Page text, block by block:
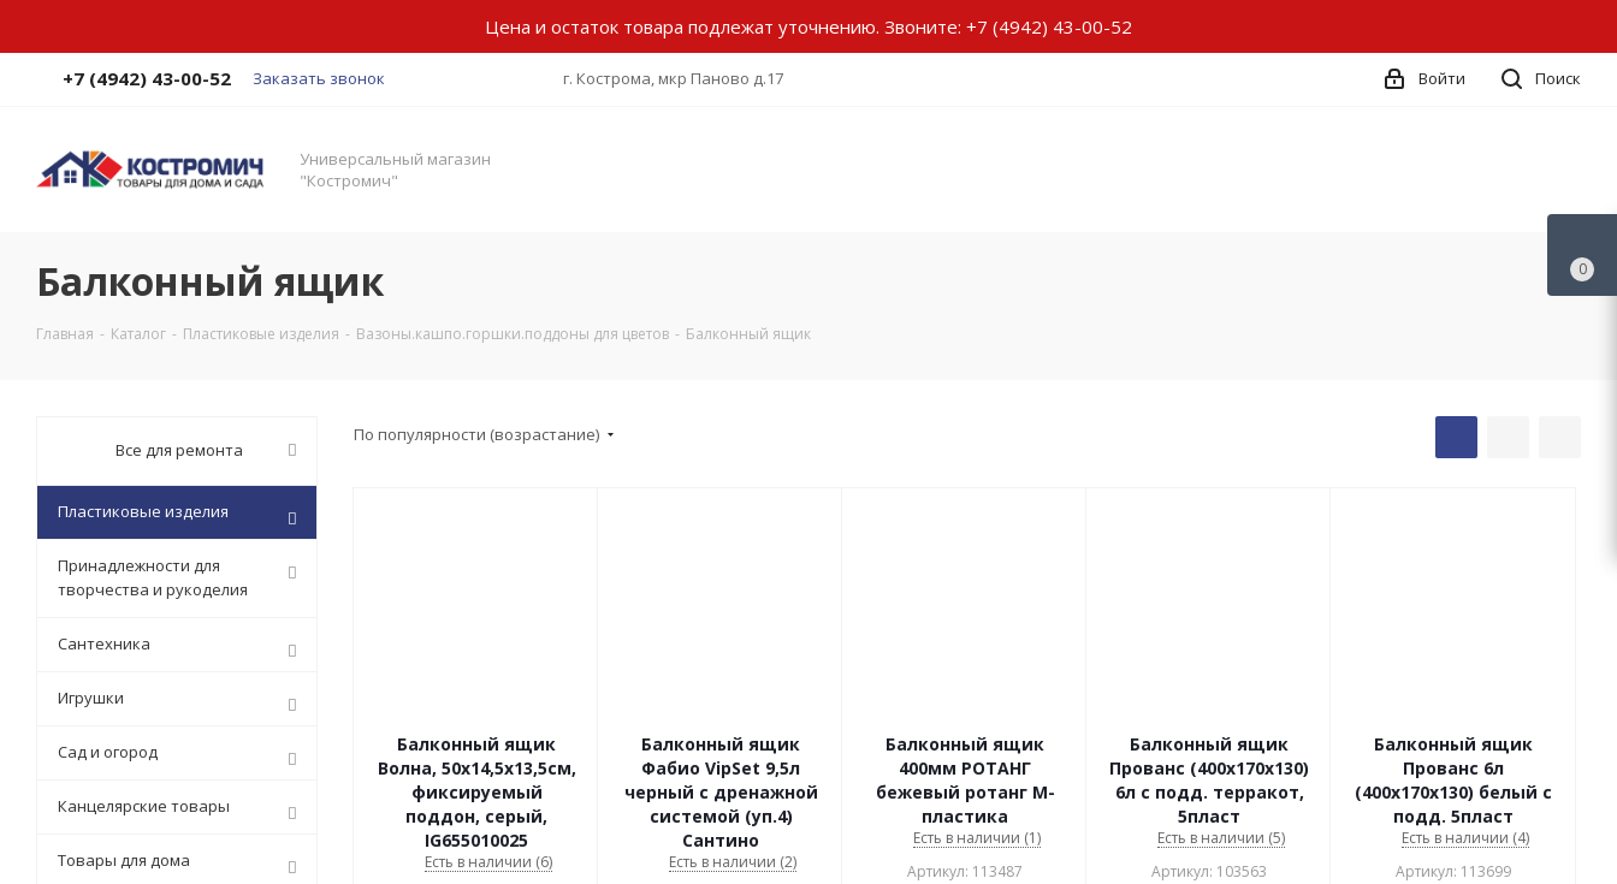
Цена и остаток товара подлежат уточнению. Звоните: +7 (4942) 43-00-52
+7 (4942) 43-00-52 Заказать звонок г. Кострома, мкр Паново д.17 Поиск
Войти
Универсальный магазин
"Костромич"
Балконный ящик
Главная - Каталог - Пластиковые изделия - Вазоны.кашпо.горшки.поддоны для цветов - Балконный ящик
По популярности (возрастание)
Балконный ящик
Волна, 50х14,5х13,5см,
фиксируемый
поддон, серый,
IG655010025
Есть в наличии (6)
Балконный ящик
Фабио VipSet 9,5л
черный с дренажной
системой (уп.4)
Сантино
Есть в наличии (2)
Балконный ящик
400мм РОТАНГ
бежевый ротанг М-
пластика
Есть в наличии (1)
Артикул: 113487
Балконный ящик
Прованс (400х170х130)
6л с подд. терракот,
5пласт
Есть в наличии (5)
Артикул: 103563
Балконный ящик
Прованс 6л
(400х170х130) белый с
подд. 5пласт
Есть в наличии (4)
Артикул: 113699
Все для ремонта
Пластиковые изделия
Принадлежности для
творчества и рукоделия
Сантехника
Игрушки
Сад и огород
Канцелярские товары
Товары для дома
0